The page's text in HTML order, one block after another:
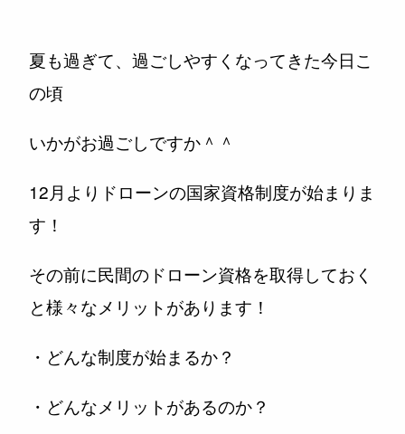
夏も過ぎて、過ごしやすくなってきた今日こ
の頃
いかがお過ごしですか＾＾
12月よりドローンの国家資格制度が始まりま
す！
その前に民間のドローン資格を取得しておく
と様々なメリットがあります！
・どんな制度が始まるか？
・どんなメリットがあるのか？